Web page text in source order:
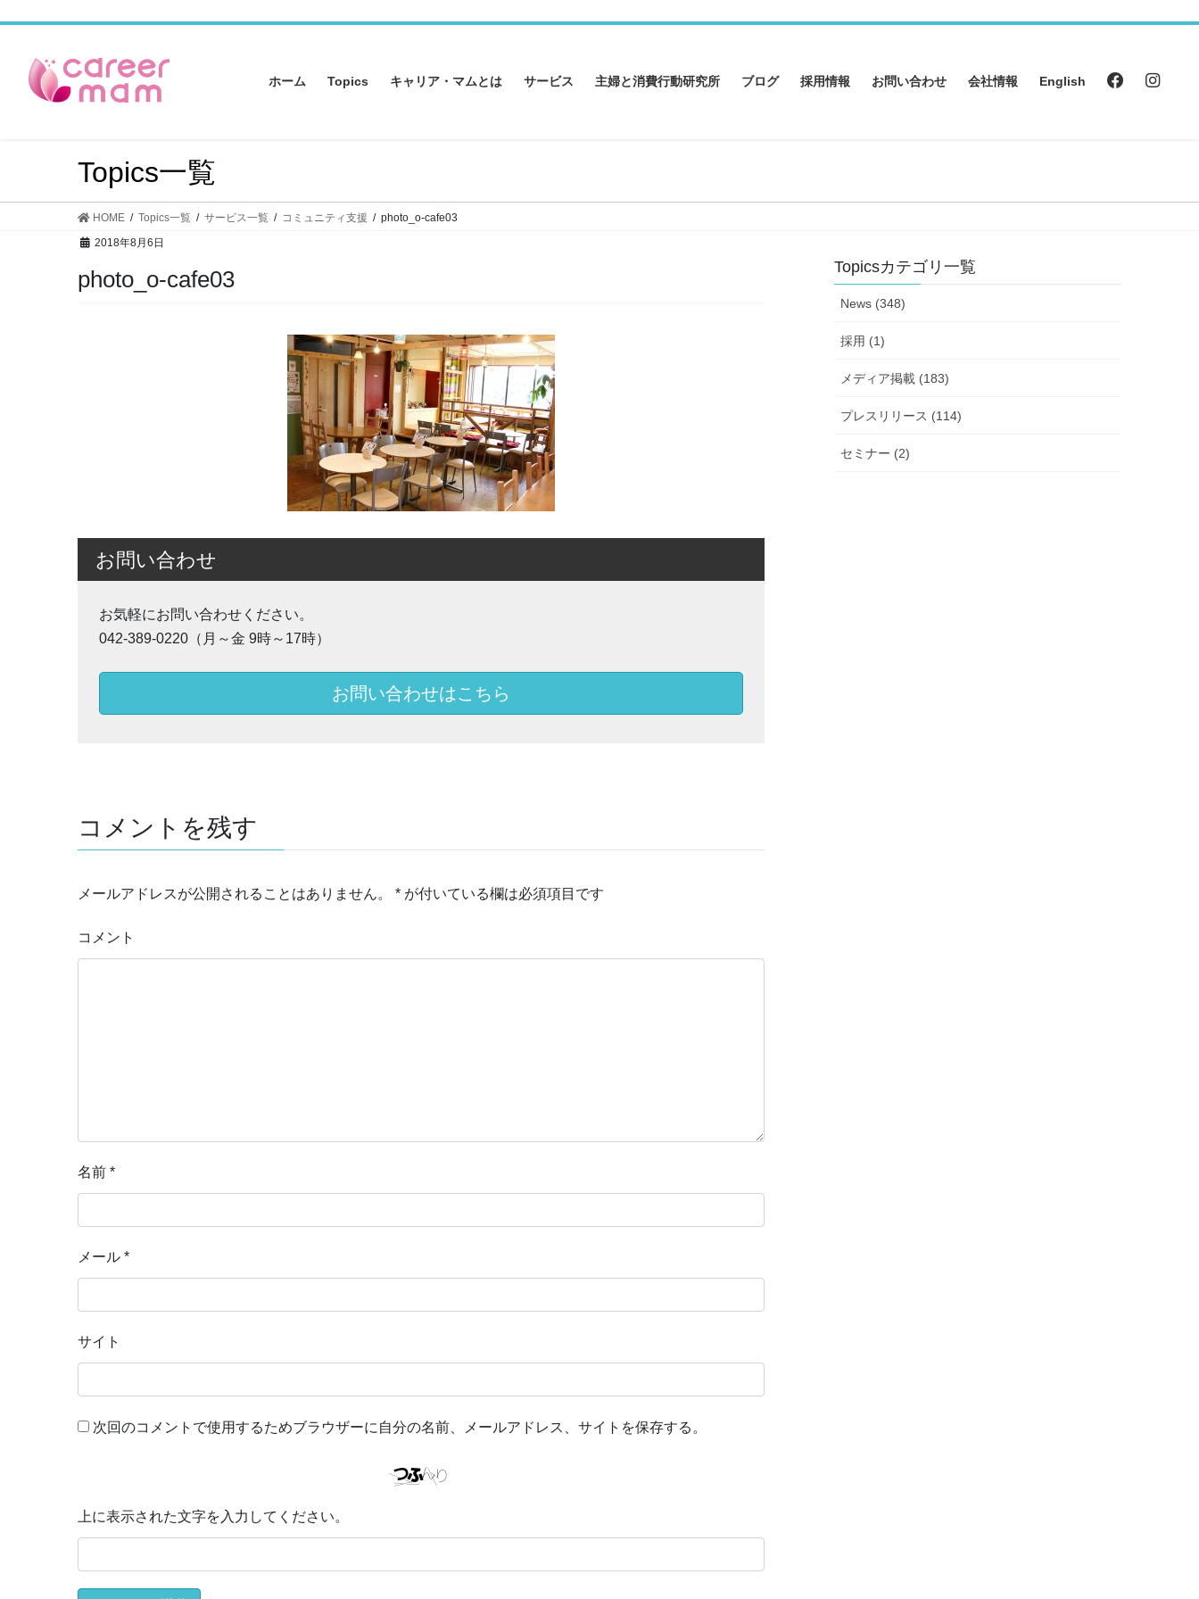
プ
動
ホーム Topics キャリア・マムとは サービス 主婦と消費行動研究所 ブログ 採用情報 お問い合わせ 会社情報 English
Topics一覧
HOME Topics一覧 サービス一覧 コミュニティ支援
photo_o-cafe03
2018年8月6日
photo_o-cafe03
お問い合わせ
お気軽にお問い合わせください。
042-389-0220（月～金 9時～17時）
お問い合わせはこちら
コメントを残す
メールアドレスが公開されることはありません。 * が付いている欄は必須項目です
コメント
名前 *
メール *
サイト
次回のコメントで使用するためブラウザーに自分の名前、メールアドレス、サイトを保存する。
上に表示された文字を入力してください。
Topicsカテゴリ一覧
News (348)
採用 (1)
メディア掲載 (183)
プレスリリース (114)
セミナー (2)